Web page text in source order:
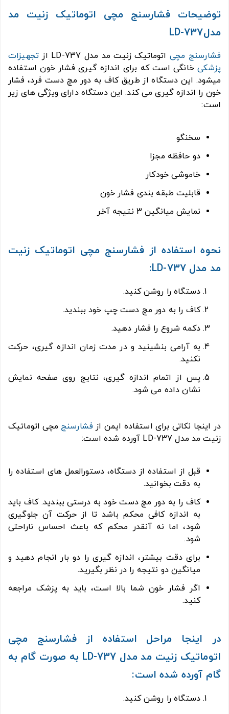
توضیحات فشارسنج مچی اتوماتیک زنیت مد
مدلLD-737
فشارسنج مچیاتوماتیک زنیت مد مدل LD-737 از
تجهیزات
پزشکیخانگی است که برای اندازه گیری فشار خون استفاده
میشود. این دستگاه از طریق کاف به دور مچ دست فرد، فشار
خون را اندازه گیری می کند. این دستگاه دارای ویژگی های زیر
است:
سخنگو
دو حافظه مجزا
خاموشی خودکار
قابلیت طبقه بندی فشار خون
نمایش میانگین 3 نتیجه آخر
نحوه استفاده از فشارسنج مچی اتوماتیک زنیت
مد مدل LD-737:
دستگاه را روشن کنید.
کاف را به دور مچ دست چپ خود ببندید.
دکمه شروع را فشار دهید.
به آرامی بنشینید و در مدت زمان اندازه گیری، حرکت
نکنید.
پس از اتمام اندازه گیری، نتایج روی صفحه نمایش
نشان داده می شود.
در اینجا نکاتی برای استفاده ایمن از فشارسنج مچی اتوماتیک
زنیت مد مدل LD-737 آورده شده است:
قبل از استفاده از دستگاه، دستورالعمل های استفاده را
به دقت بخوانید.
کاف را به دور مچ دست خود به درستی ببندید. کاف باید
به اندازه کافی محکم باشد تا از حرکت آن جلوگیری
شود، اما نه آنقدر محکم که باعث احساس ناراحتی
شود.
برای دقت بیشتر، اندازه گیری را دو بار انجام دهید و
میانگین دو نتیجه را در نظر بگیرید.
اگر فشار خون شما بالا است، باید به پزشک مراجعه
کنید.
در اینجا مراحل استفاده از فشارسنج مچی
اتوماتیک زنیت مد مدل LD-737 به صورت گام به
گام آورده شده است:
دستگاه را روشن کنید.